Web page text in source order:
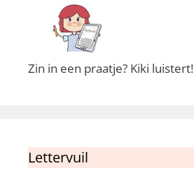
Zin in een praatje? Kiki luistert!
Lettervuil